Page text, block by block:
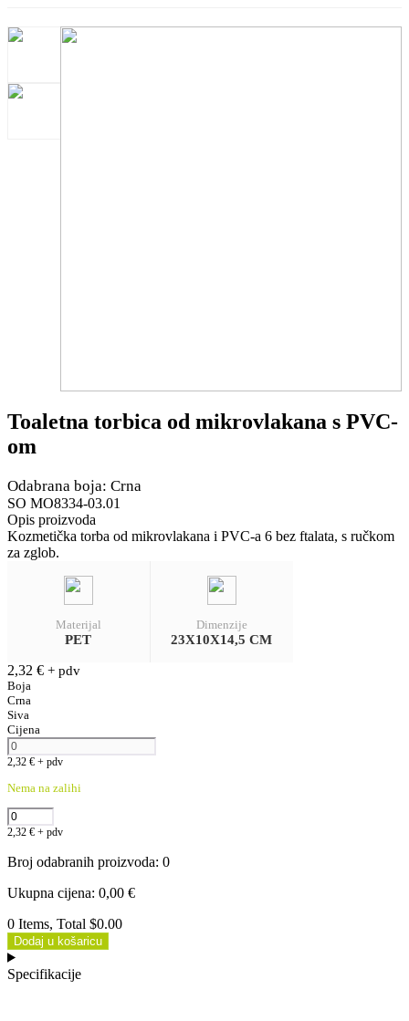
Toaletna torbica od mikrovlakana s PVC-
om
Odabrana boja: Crna
SO MO8334-03.01
Opis proizvoda
Kozmetička torba od mikrovlakana i PVC-a 6 bez ftalata, s ručkom
za zglob.
Materijal
PET
Dimenzije
23X10X14,5 CM
2,32 € + pdv
Boja
Crna
Siva
Cijena
2,32 € + pdv
Nema na zalihi
2,32 € + pdv
Broj odabranih proizvoda: 0
Ukupna cijena: 0,00 €
0 Items, Total $0.00
Dodaj u košaricu
Specifikacije